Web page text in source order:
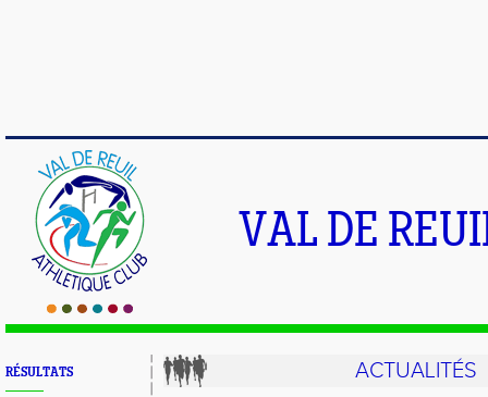
VAL DE
RÉSULTATS ACTUALITÉS